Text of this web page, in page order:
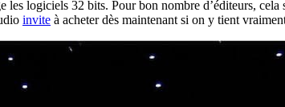
logiciels 32 bits. Pour bon nombre d’éditeurs,
invite à acheter dès maintenant si on y tient